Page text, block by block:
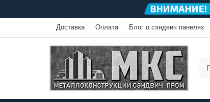
Доставка Оплата Блог о сэндвич панелях